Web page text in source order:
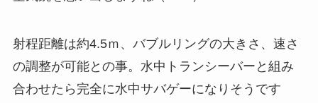
射程距離は約4.5ｍ、バブルリングの大きさ、速さ
の調整が可能との事。 水中トランシーバーと組み
合わせたら完全に水中サバゲーになりそうです